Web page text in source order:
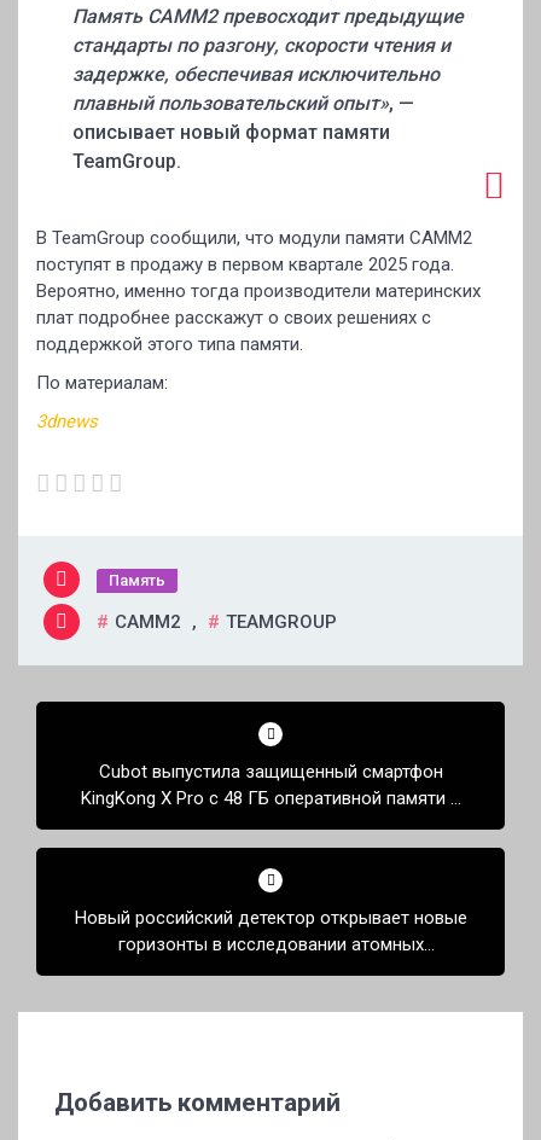
Память CAMM2 превосходит предыдущие
стандарты по разгону, скорости чтения и
задержке, обеспечивая исключительно
плавный пользовательский опыт», —
описывает новый формат памяти
TeamGroup.
В TeamGroup сообщили, что модули памяти CAMM2
поступят в продажу в первом квартале 2025 года.
Вероятно, именно тогда производители материнских
плат подробнее расскажут о своих решениях с
поддержкой этого типа памяти.
По материалам:
3dnews
Память
CAMM2 , TEAMGROUP
Навигация
записямCubot выпустила защищенный смартфон
KingKong X Pro с 48 ГБ оперативной памяти и
Новый российский детектор открывает новые
горизонты в исследовании атомных
Добавить комментарий